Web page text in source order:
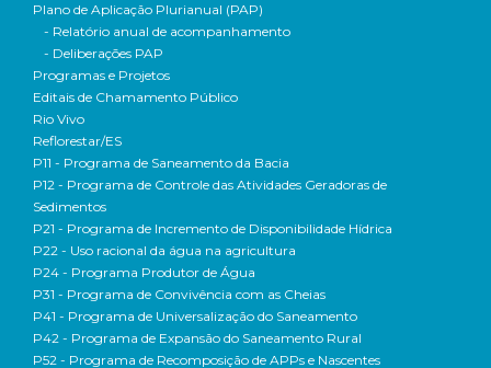
Plano de Aplicação Plurianual (PAP)
- Relatório anual de acompanhamento
- Deliberações PAP
Programas e Projetos
Editais de Chamamento Público
Rio Vivo
Reflorestar/ES
P11 - Programa de Saneamento da Bacia
P12 - Programa de Controle das Atividades Geradoras de
Sedimentos
P21 - Programa de Incremento de Disponibilidade Hídrica
P22 - Uso racional da água na agricultura
P24 - Programa Produtor de Água
P31 - Programa de Convivência com as Cheias
P41 - Programa de Universalização do Saneamento
P42 - Programa de Expansão do Saneamento Rural
P52 - Programa de Recomposição de APPs e Nascentes